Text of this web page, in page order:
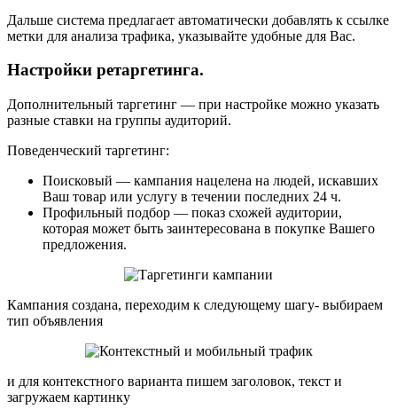
Дальше система предлагает автоматически добавлять к ссылке
метки для анализа трафика, указывайте удобные для Вас.
Настройки ретаргетинга.
Дополнительный таргетинг — при настройке можно указать
разные ставки на группы аудиторий.
Поведенческий таргетинг:
Поисковый — кампания нацелена на людей, искавших
Ваш товар или услугу в течении последних 24 ч.
Профильный подбор — показ схожей аудитории,
которая может быть заинтересована в покупке Вашего
предложения.
Кампания создана, переходим к следующему шагу- выбираем
тип объявления
и для контекстного варианта пишем заголовок, текст и
загружаем картинку